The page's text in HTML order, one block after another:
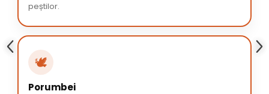
peștilor.
🕊️
Porumbei